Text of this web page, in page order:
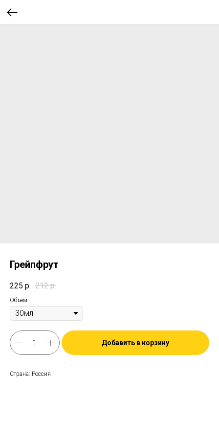
Грейпфрут
225 р. 212 р.
Объем
Добавить в корзину
Страна: Россия